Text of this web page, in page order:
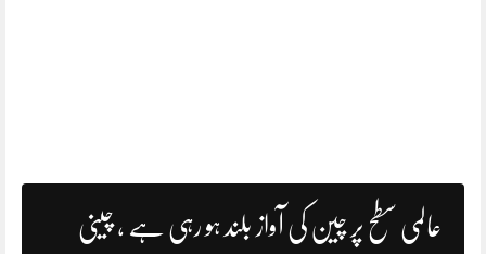
عالمی سطح پر چین کی آواز بلند ہو رہی ہے ، چینی